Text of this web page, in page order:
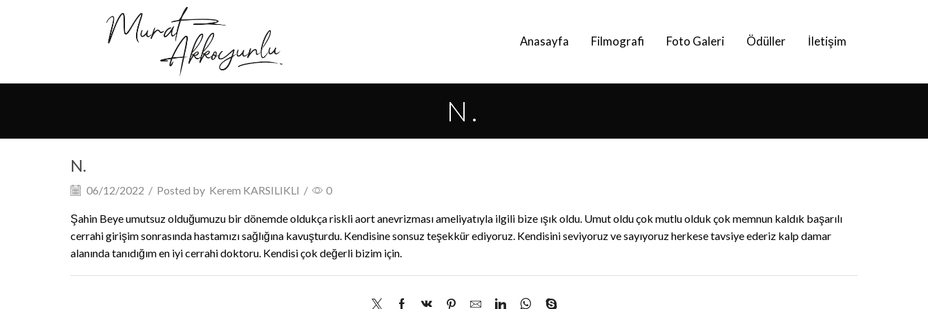
Anasayfa Filmografi Foto Galeri Ödüller İletişim
N.
N.
06/12/2022 / Posted by Kerem KARSILIKLI / 0
Şahin Beye umutsuz olduğumuzu bir dönemde oldukça riskli aort anevrizması ameliyatıyla ilgili bize ışık oldu. Umut oldu çok mutlu olduk çok memnun kaldık başarılı
cerrahi girişim sonrasında hastamızı sağlığına kavuşturdu. Kendisine sonsuz teşekkür ediyoruz. Kendisini seviyoruz ve sayıyoruz herkese tavsiye ederiz kalp damar
alanında tanıdığım en iyi cerrahi doktoru. Kendisi çok değerli bizim için.